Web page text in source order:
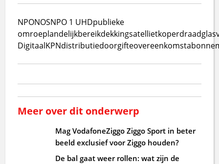
NPONOSNPO 1 UHDpublieke
omroeplandelijkbereikdekkingsatellietkoperdraad
DigitaalKPNdistributiedoorgifteovereenkomst
Meer over dit onderwerp
Mag VodafoneZiggo Ziggo Sport in beter
beeld exclusief voor Ziggo houden?
De bal gaat weer rollen: wat zijn de